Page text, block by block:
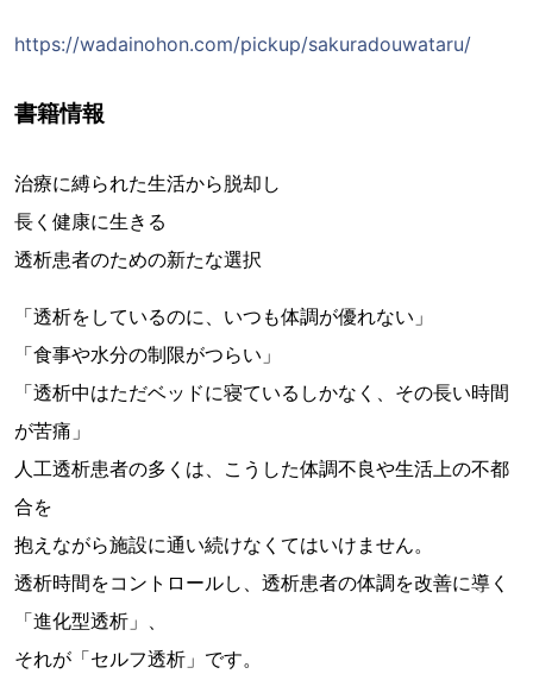
https://wadainohon.com/pickup/sakuradouwataru/
書籍情報
治療に縛られた生活から脱却し
長く健康に生きる
透析患者のための新たな選択
「透析をしているのに、いつも体調が優れない」
「食事や水分の制限がつらい」
「透析中はただベッドに寝ているしかなく、その長い時間
が苦痛」
人工透析患者の多くは、こうした体調不良や生活上の不都
合を
抱えながら施設に通い続けなくてはいけません。
透析時間をコントロールし、透析患者の体調を改善に導く
「進化型透析」、
それが「セルフ透析」です。